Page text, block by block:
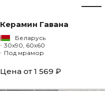
Керамин Гавана
Беларусь
30x90, 60x60
Под мрамор
Цена от 1 569 ₽